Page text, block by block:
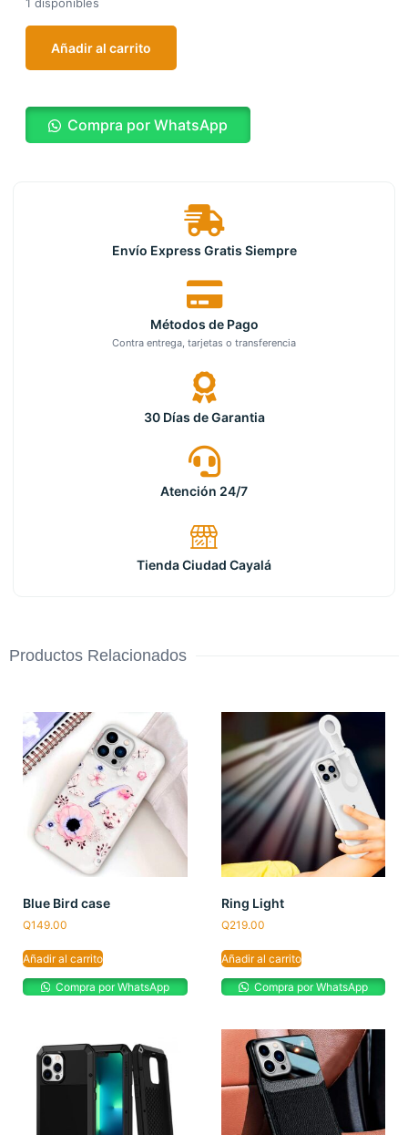
1 disponibles
Añadir al carrito
Compra por WhatsApp
Envío Express Gratis Siempre
Métodos de Pago
Contra entrega, tarjetas o transferencia
30 Días de Garantia
Atención 24/7
Tienda Ciudad Cayalá
Productos Relacionados
Blue Bird case
Q149.00
Añadir al carrito
Compra por WhatsApp
Ring Light
Q219.00
Añadir al carrito
Compra por WhatsApp